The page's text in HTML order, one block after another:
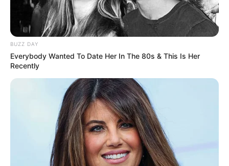
BUZZ DAY
Everybody Wanted To Date Her In The 80s & This Is Her
Recently